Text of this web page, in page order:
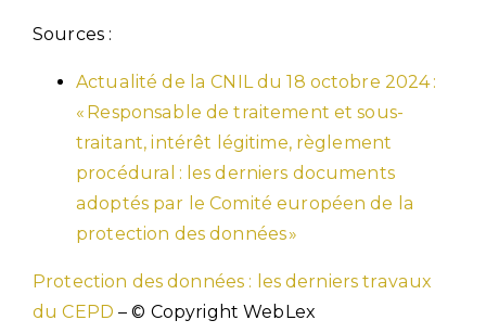
Sources :
Actualité de la CNIL du 18 octobre 2024 :
« Responsable de traitement et sous-
traitant, intérêt légitime, règlement
procédural : les derniers documents
adoptés par le Comité européen de la
protection des données »
Protection des données : les derniers travaux
du CEPD – © Copyright WebLex